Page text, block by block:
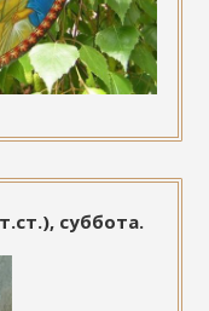
суббота.